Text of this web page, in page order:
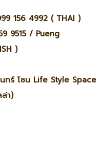
156 4992 ( THAI )
9515 / Pueng
)
ทร์ โซน Life Style Space
า)